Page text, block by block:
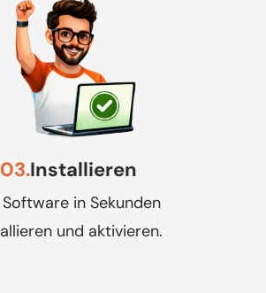
03.Installieren
Software in Sekunden
und aktivieren.